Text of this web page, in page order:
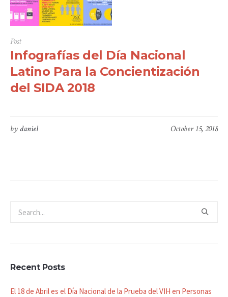
Post
Infografías del Día Nacional
Latino Para la Concientización
del SIDA 2018
October 15, 2018
by daniel
Recent Posts
El 18 de Abril es el Día Nacional de la Prueba del VIH en Personas